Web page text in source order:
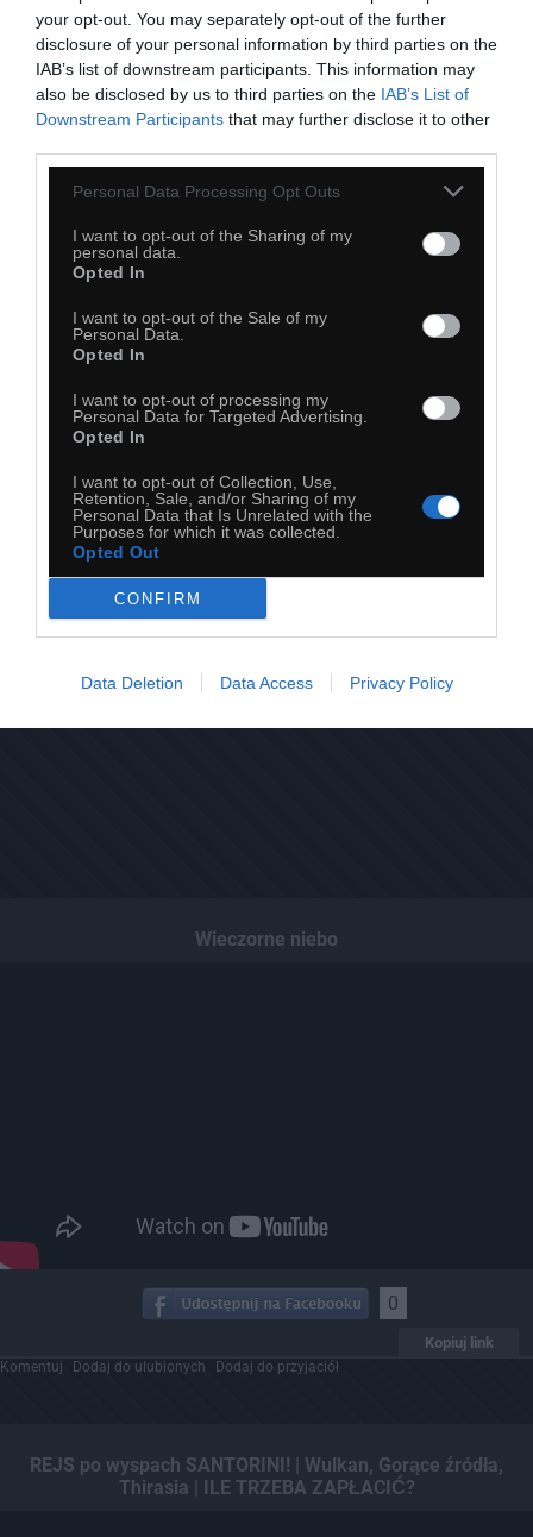
your opt-out. You may separately opt-out of the further
disclosure of your personal information by third parties on the
IAB’s list of downstream participants. This information may
also be disclosed by us to third parties on the IAB’s List of
Downstream Participants that may further disclose it to other
Personal Data Processing Opt Outs
I want to opt-out of the Sharing of my
personal data.
Opted In
I want to opt-out of the Sale of my
Personal Data.
Opted In
I want to opt-out of processing my
Personal Data for Targeted Advertising.
Opted In
I want to opt-out of Collection, Use,
Retention, Sale, and/or Sharing of my
Personal Data that Is Unrelated with the
Purposes for which it was collected.
Opted Out
CONFIRM
Data Deletion Data Access Privacy Policy
KASIEŃKA
Kopiuj link
Dodaj do ulubionych
Wieczorne niebo
0
Kopiuj link
Komentuj Dodaj do ulubionych Dodaj do przyjaciół
REJS po wyspach SANTORINI! | Wulkan, Gorące źródła,
Thirasia | ILE TRZEBA ZAPŁACIĆ?